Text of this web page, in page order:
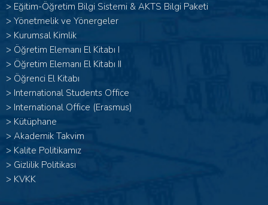
> Eğitim-Öğretim Bilgi Sistemi & AKTS Bilgi Paketi
> Yönetmelik ve Yönergeler
> Kurumsal Kimlik
> Öğretim Elemanı El Kitabı I
> Öğretim Elemanı El Kitabı II
> Öğrenci El Kitabı
> International Students Office
> International Office (Erasmus)
> Kütüphane
> Akademik Takvim
> Kalite Politikamız
> Gizlilik Politikası
> KVKK